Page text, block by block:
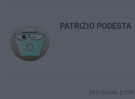
PATRIZIO PODESTA
previous post